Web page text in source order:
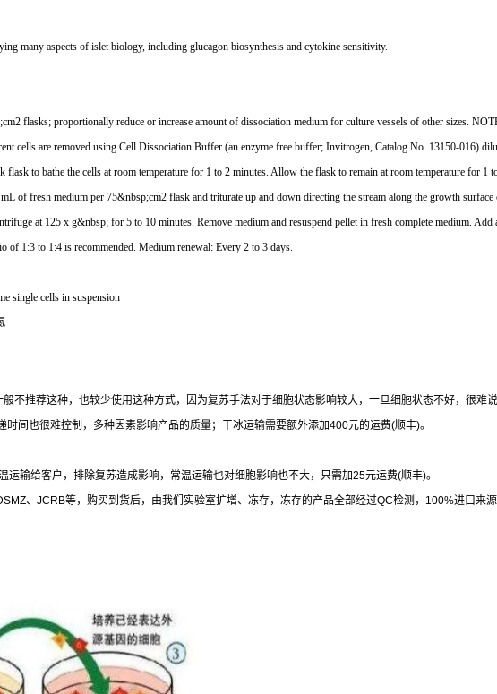
many aspects of islet biology, including glucagon biosynthesis and cytokine sensitivity.
flasks; proportionally reduce or increase amount of dissociation medium for culture vessels of other sizes.
cells are removed using Cell Dissociation Buffer (an enzyme free buffer; Invitrogen, Catalog No. 13150-016)
to bathe the cells at room temperature for 1 to 2 minutes. Allow the flask to remain at room temperature for
of fresh medium per 75&nbsp;cm2 flask and triturate up and down directing the stream along the growth
at 125 x g&nbsp; for 5 to 10 minutes. Remove medium and resuspend pellet in fresh complete medium.
of 1:3 to 1:4 is recommended. Medium renewal: Every 2 to 3 days.
single cells in suspension
不推荐这种，也较少使用这种方式，因为复苏手法对于细胞状态影响较大，一旦细胞状态不好，很难
时间也很难控制，多种因素影响产品的质量；干冰运输需要额外添加400元的运费(顺丰)。
运输给客户，排除复苏造成影响，常温运输也对细胞影响也不大，只需加25元运费(顺丰)。
、 JCRB等，购买到货后，由我们实验室扩增、冻存，冻存的产品全部经过QC检测， 100%进口来源